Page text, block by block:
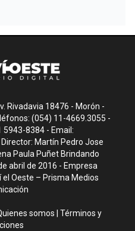
Rivadavia 18476 - Morón -
(054) 11-4669.3055 -
5943-8384 - Email:
Director: Martín Pedro Jose
Paula Puñet Brindando
abril de 2016 - Empresa
Oeste – Prisma Medios
somos |Términos y